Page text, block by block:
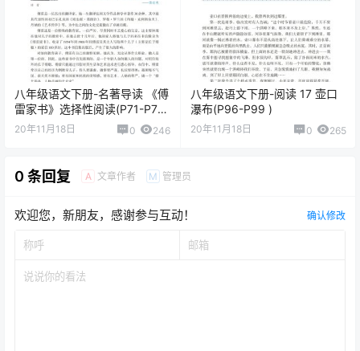
八年级语文下册-名著导读 《傅
雷家书》选择性阅读(P71-P74
)20年11月18日 0 246
八年级语文下册-阅读 17 壶口
瀑布(P96-P99 )
20年11月18日 0 265
0 条回复 A 文章作者 M 管理员
欢迎您，新朋友，感谢参与互动！ 确认修改